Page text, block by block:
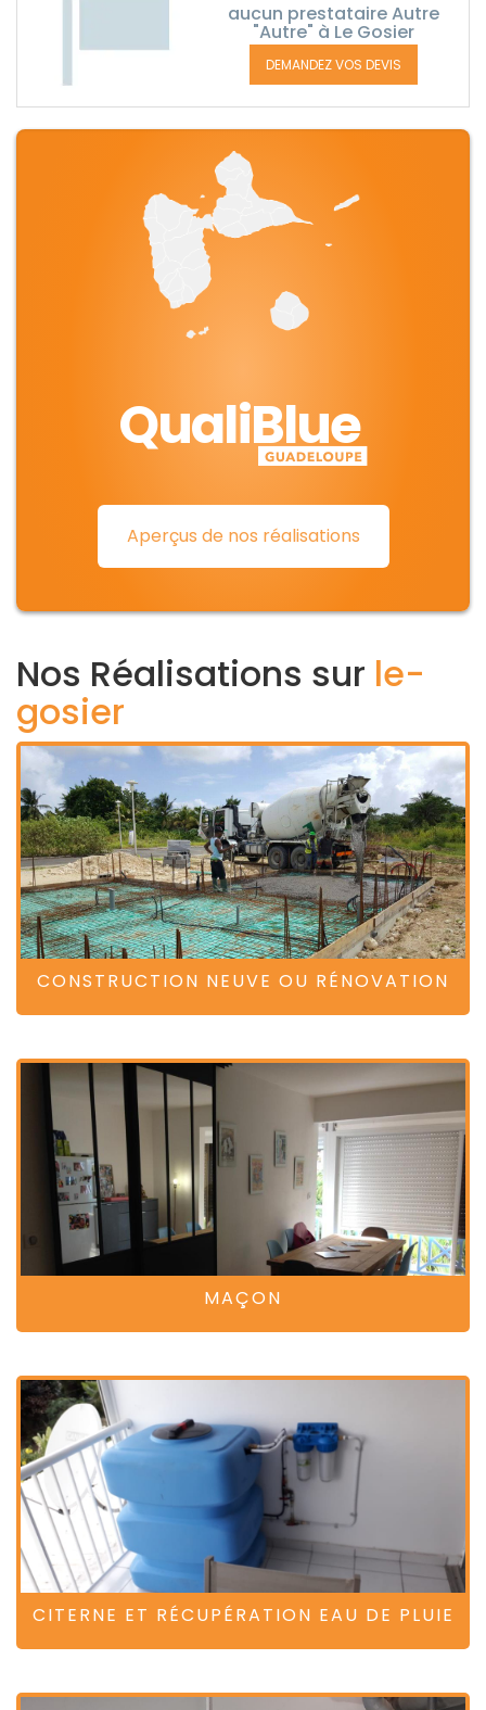
aucun prestataire Autre
"Autre" à Le Gosier
DEMANDEZ VOS DEVIS
QualiBlue
Aperçus de nos réalisations
Nos Réalisations sur le-
gosier
CONSTRUCTION NEUVE OU RÉNOVATION
MAÇON
CITERNE ET RÉCUPÉRATION EAU DE PLUIE